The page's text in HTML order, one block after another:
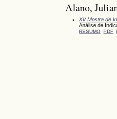
Alano,
XV Mostra de
Análise de
RESUMO PDF